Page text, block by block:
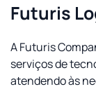
Futuris
A Futuris
serviços de
atendendo às